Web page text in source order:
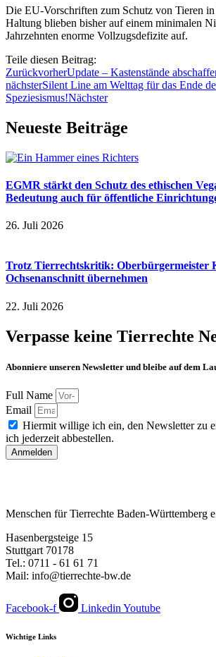
Die EU-Vorschriften zum Schutz von Tieren
Haltung blieben bisher auf einem minimalen
Jahrzehnten enorme Vollzugsdefizite auf.
Teile diesen Beitrag:
ZurückvorherUpdate – Kastenstände
nächsterSilent Line am Welttag für das Ende
Speziesismus!Nächster
Neueste Beiträge
EGMR stärkt den Schutz des ethischen
Bedeutung auch für öffentliche
26. Juli 2026
Trotz Tierrechtskritik: Oberbürgermeister
Ochsenanschnitt übernehmen
22. Juli 2026
Verpasse keine Tierrechte
Abonniere unseren Newsletter und bleibe auf dem
Full Name
Email
Hiermit willige ich ein, den Newsletter zu
ich jederzeit abbestellen.
Anmelden
Menschen für Tierrechte Baden-Württemberg
Hasenbergsteige 15
Stuttgart 70178
Tel.: 0711 - 61 61 71
Mail: info@tierrechte-bw.de
Facebook-f Linkedin Youtube
Wichtige Links